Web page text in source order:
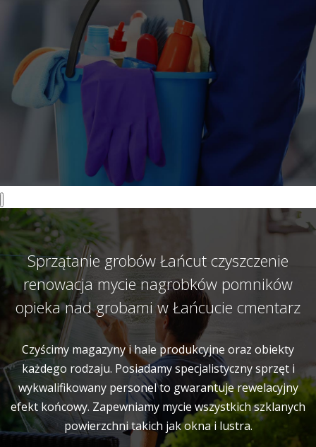
Sprzątanie grobów Łańcut czyszczenie
renowacja mycie nagrobków pomników
opieka nad grobami w Łańcucie cmentarz
Czyścimy magazyny i hale produkcyjne oraz obiekty
każdego rodzaju. Posiadamy specjalistyczny sprzęt i
wykwalifikowany personel to gwarantuje rewelacyjny
efekt końcowy. Zapewniamy mycie wszystkich szklanych
powierzchni takich jak okna i lustra.